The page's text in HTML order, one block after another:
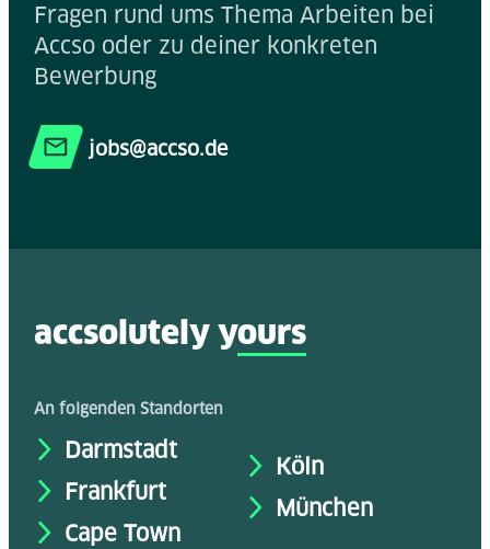
Fragen rund ums Thema Arbeiten bei
Accso oder zu deiner konkreten
Bewerbung
jobs@accso.de
accsolutely yours
An folgenden Standorten
Darmstadt
Frankfurt
Cape Town
Köln
München